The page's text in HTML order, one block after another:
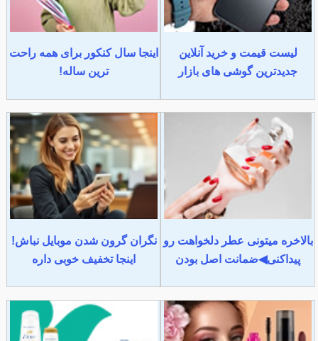
لیست قیمت و خرید آنلاین
جدیدترین گوشی های بازار
اینجا سال کنکور برای همه راحت
ترین ساله!
بالاخره میتونی عطر دلخواهت رو
پیداکنی◀ضمانت اصل بودن
نگران گرون شدن موبایل نباش!
اینجا تخفیف خوبی داره